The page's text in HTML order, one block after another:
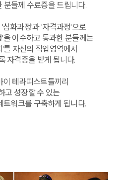
분들께 수료증을 드립니다.
심화과정'과 '자격과정'으로
을 이수하고 통과한 분들께는
를 자신의 직업영역에서
자격증을 받게 됩니다.
이 테라피스트들끼리
고 성장할 수 있는
트워크를 구축하게 됩니다.